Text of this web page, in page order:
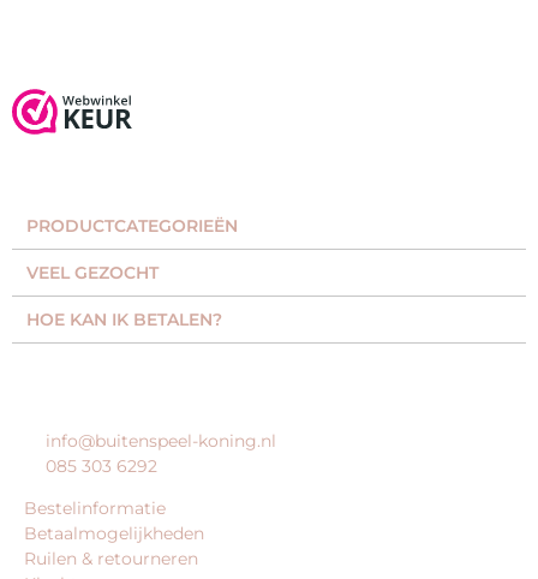
PRODUCTCATEGORIEËN​
VEEL GEZOCHT​
HOE KAN IK BETALEN?
info@buitenspeel-koning.nl
085 303 6292
Bestelinformatie
Betaalmogelijkheden
Ruilen & retourneren